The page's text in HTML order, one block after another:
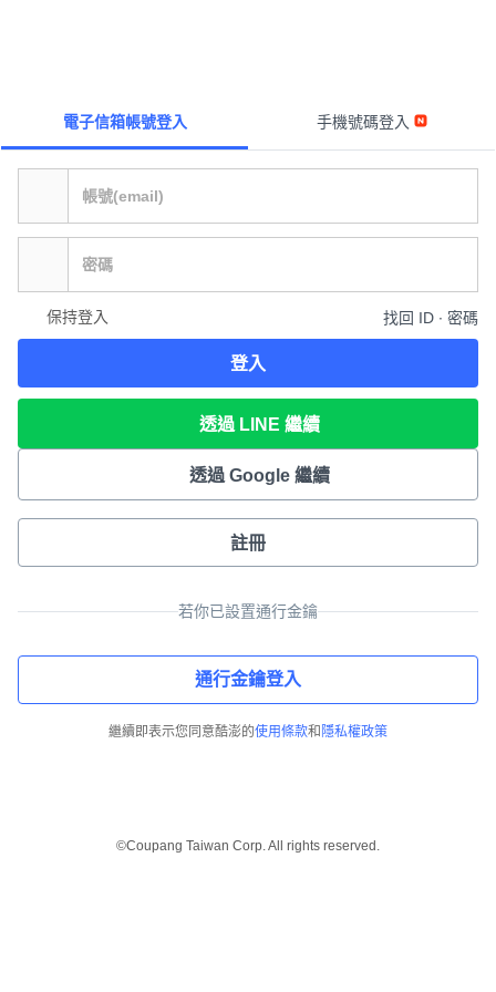
電子信箱帳號登入 手機號碼登入
保持登入 找回 ID ∙ 密碼
登入
透過 LINE 繼續
透過 Google 繼續
註冊
若你已設置通行金鑰
通行金鑰登入
繼續即表示您同意酷澎的使用條款和 隱私權政策
©Coupang Taiwan Corp. All rights reserved.